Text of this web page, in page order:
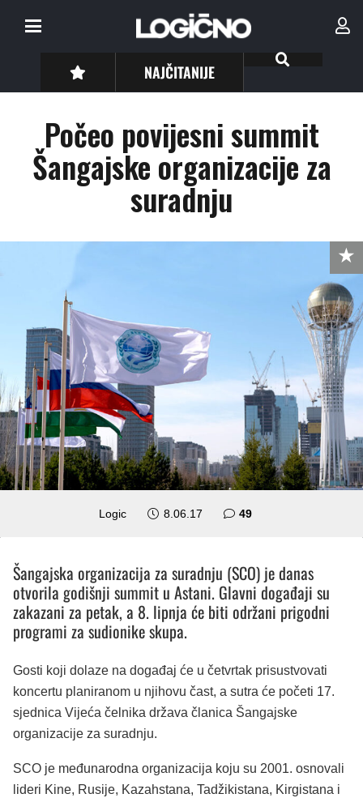
NAJČITANIJE
Počeo povijesni summit
Šangajske organizacije za
suradnju
Logic 8.06.17 49komentara
Šangajska organizacija za suradnju (SCO) je danas
otvorila godišnji summit u Astani. Glavni događaji su
zakazani za petak, a 8. lipnja će biti održani prigodni
programi za sudionike skupa.
Gosti koji dolaze na događaj će u četvrtak prisustvovati
koncertu planiranom u njihovu čast, a sutra će početi 17.
sjednica Vijeća čelnika država članica Šangajske
organizacije za suradnju.
SCO je međunarodna organizacija koju su 2001. osnovali
lideri Kine, Rusije, Kazahstana, Tadžikistana, Kirgistana i